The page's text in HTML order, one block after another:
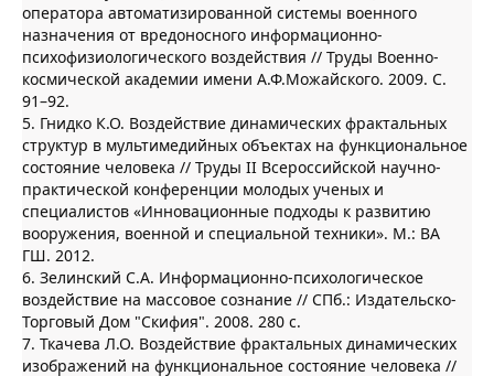
оператора автоматизированной системы военного
назначения от вредоносного информационно-
психофизиологического воздействия // Труды Военно-
космической академии имени А.Ф.Можайского. 2009. С.
91–92.
5. Гнидко К.О. Воздействие динамических фрактальных
структур в мультимедийных объектах на функциональное
состояние человека // Труды II Всероссийской научно-
практической конференции молодых ученых и
специалистов «Инновационные подходы к развитию
вооружения, военной и специальной техники». М.: ВА
ГШ. 2012.
6. Зелинский С.А. Информационно-психологическое
воздействие на массовое сознание // СПб.: Издательско-
Торговый Дом "Скифия". 2008. 280 с.
7. Ткачева Л.О. Воздействие фрактальных динамических
изображений на функциональное состояние человека //